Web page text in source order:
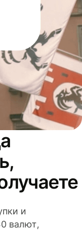
и
валют,